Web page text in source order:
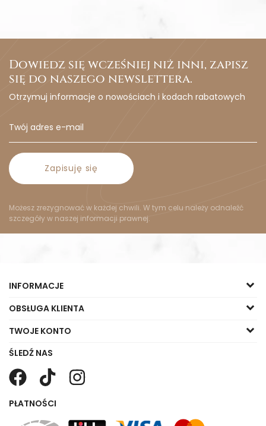
Dowiedz się wcześniej niż inni, zapisz
się do naszego newslettera.
Otrzymuj informacje o nowościach i kodach rabatowych
Zapisuję się
Możesz zrezygnować w każdej chwili. W tym celu należy odnaleźć
szczegóły w naszej informacji prawnej.
INFORMACJE
OBSŁUGA KLIENTA
TWOJE KONTO
ŚLEDŹ NAS
PŁATNOŚCI